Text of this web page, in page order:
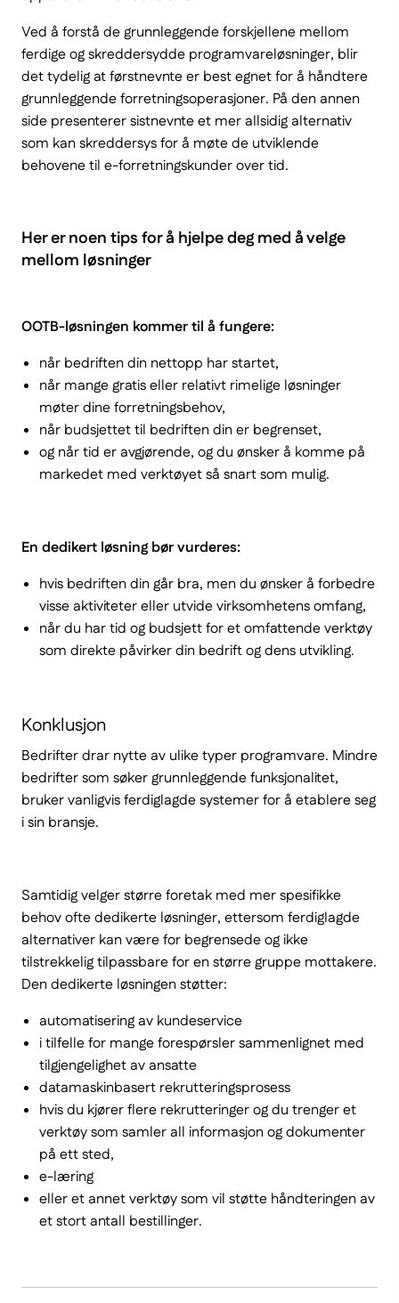
Ved å forstå de grunnleggende forskjellene mellom
ferdige og skreddersydde programvareløsninger, blir
det tydelig at førstnevnte er best egnet for å håndtere
grunnleggende forretningsoperasjoner. På den annen
side presenterer sistnevnte et mer allsidig alternativ
som kan skreddersys for å møte de utviklende
behovene til e-forretningskunder over tid.
Her er noen tips for å hjelpe deg med å velge
mellom løsninger
OOTB-løsningen kommer til å fungere:
når bedriften din nettopp har startet,
når mange gratis eller relativt rimelige løsninger
møter dine forretningsbehov,
når budsjettet til bedriften din er begrenset,
og når tid er avgjørende, og du ønsker å komme på
markedet med verktøyet så snart som mulig.
En dedikert løsning bør vurderes:
hvis bedriften din går bra, men du ønsker å forbedre
visse aktiviteter eller utvide virksomhetens omfang,
når du har tid og budsjett for et omfattende verktøy
som direkte påvirker din bedrift og dens utvikling.
Konklusjon
Bedrifter drar nytte av ulike typer programvare. Mindre
bedrifter som søker grunnleggende funksjonalitet,
bruker vanligvis ferdiglagde systemer for å etablere seg
i sin bransje.
Samtidig velger større foretak med mer spesifikke
behov ofte dedikerte løsninger, ettersom ferdiglagde
alternativer kan være for begrensede og ikke
tilstrekkelig tilpassbare for en større gruppe mottakere.
Den dedikerte løsningen støtter:
automatisering av kundeservice
i tilfelle for mange forespørsler sammenlignet med
tilgjengelighet av ansatte
datamaskinbasert rekrutteringsprosess
hvis du kjører flere rekrutteringer og du trenger et
verktøy som samler all informasjon og dokumenter
på ett sted,
e-læring
eller et annet verktøy som vil støtte håndteringen av
et stort antall bestillinger.